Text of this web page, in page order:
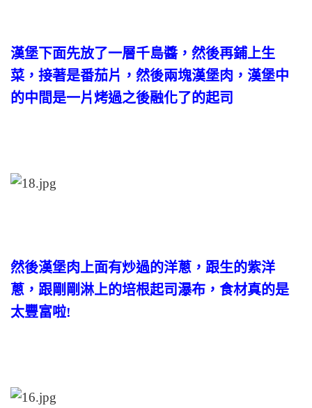
漢堡下面先放了一層千島醬，然後再鋪上生
菜，接著是番茄片，然後兩塊漢堡肉，漢堡中
的中間是一片烤過之後融化了的起司
然後漢堡肉上面有炒過的洋蔥，跟生的紫洋
蔥，跟剛剛淋上的培根起司瀑布，食材真的是
太豐富啦!